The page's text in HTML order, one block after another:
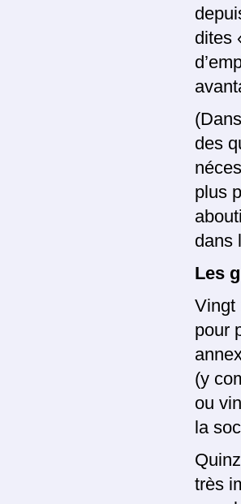
dites
des
plus
dans
Les
Vingt
pour
(y
ou
la
très